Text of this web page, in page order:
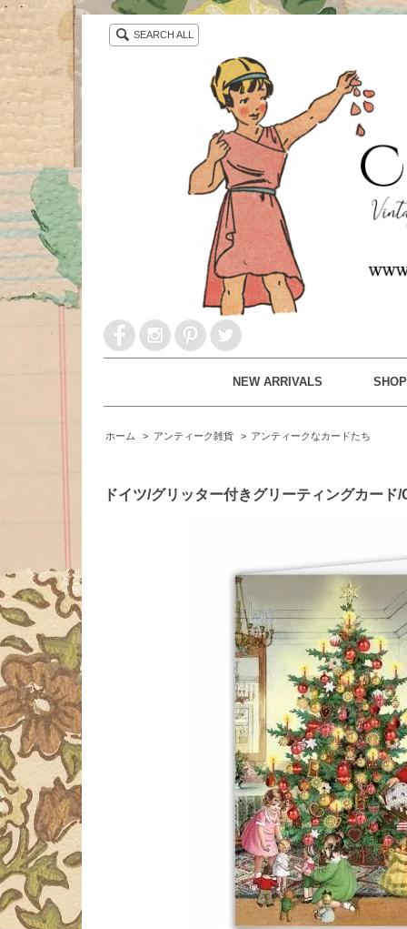
・ ・
SEARCH ALL
NEW ARRIVALS SHOP
ホーム > アンティーク雑貨 > アンティークなカードたち
ドイツ/グリッター付きグリーティングカード